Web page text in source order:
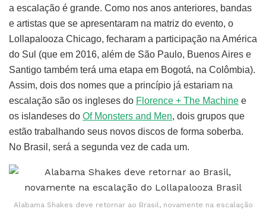
a escalação é grande. Como nos anos anteriores, bandas
e artistas que se apresentaram na matriz do evento, o
Lollapalooza Chicago, fecharam a participação na América
do Sul (que em 2016, além de São Paulo, Buenos Aires e
Santigo também terá uma etapa em Bogotá, na Colômbia).
Assim, dois dos nomes que a princípio já estariam na
escalação são os ingleses do Florence + The Machine e
os islandeses do Of Monsters and Men, dois grupos que
estão trabalhando seus novos discos de forma soberba.
No Brasil, será a segunda vez de cada um.
Alabama Shakes deve retornar ao Brasil, novamente na escalação